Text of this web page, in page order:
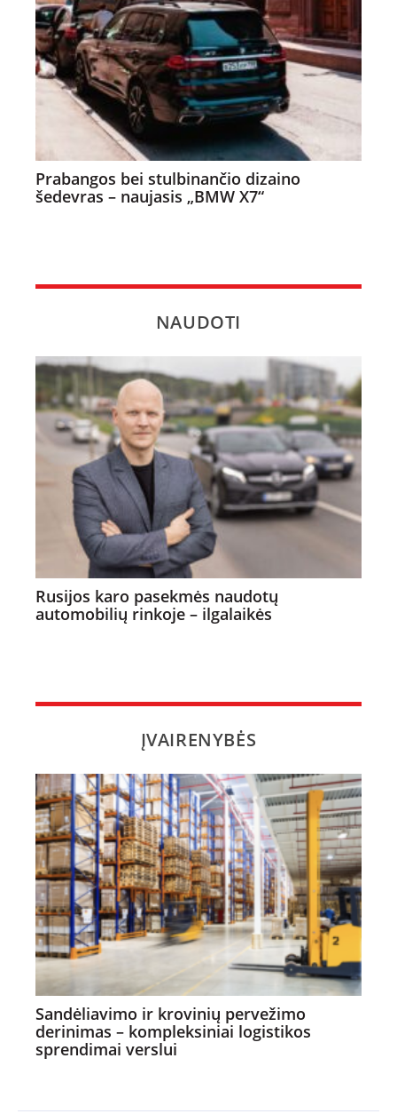
Prabangos bei stulbinančio dizaino
šedevras – naujasis „BMW X7“
NAUDOTI
Rusijos karo pasekmės naudotų
automobilių rinkoje – ilgalaikės
ĮVAIRENYBĖS
Sandėliavimo ir krovinių pervežimo
derinimas – kompleksiniai logistikos
sprendimai verslui